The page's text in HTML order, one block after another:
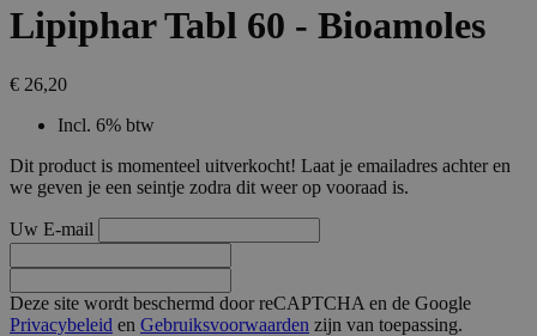
Lipiphar Tabl 60 - Bioamoles
€ 26,20
Incl. 6% btw
Dit product is momenteel uitverkocht! Laat je emailadres achter en
we geven je een seintje zodra dit weer op vooraad is.
Uw E-mail
Deze site wordt beschermd door reCAPTCHA en de Google
Privacybeleid en Gebruiksvoorwaarden zijn van toepassing.